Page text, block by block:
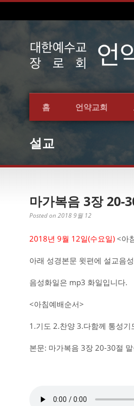
홈 언약교회
설교
마가복음 3장 20-
Posted on 2018 9월 12
2018년 9월 12일(수요일) <아
아래 성경본문 윗편에 설교음
음성화일은 mp3 화일입니다.
<아침예배순서>
1.기도 2.찬양 3.다함께 통성
본문: 마가복음 3장 20-30절